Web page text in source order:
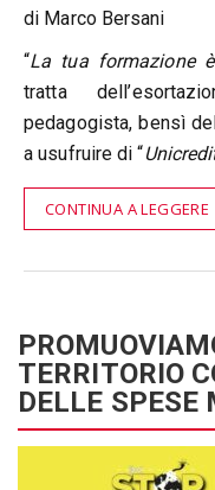
di Marco Bersani
“La tua formazione
tratta
pedagogista, bensì
a usufruire di “
CONTINUA A LEGGERE
TERRITORIO
DELLE SPESE